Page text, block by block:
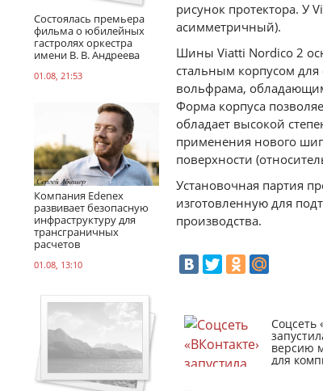
Состоялась премьера
фильма о юбилейных
гастролях оркестра
имени В. В. Андреева
01.08, 21:53
Компания Edenex
развивает безопасную
инфраструктуру для
трансграничных
расчетов
01.08, 13:10
рисунок протектора. У
асимметричный).
Шины Viatti Nordico 2
стальным корпусом
вольфрама,
Форма корпуса
обладает высокой
применения нового
поверхности
Установочная партия
изготовленную для
производства.
Соцсеть
версию
для